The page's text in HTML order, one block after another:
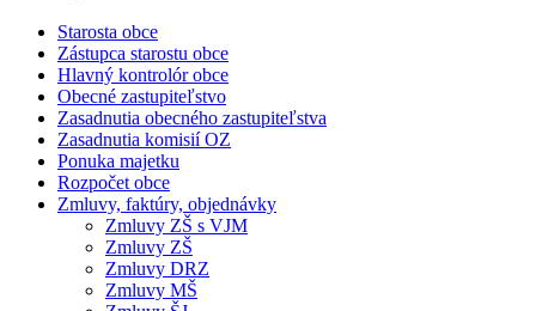
Starosta obce
Zástupca starostu obce
Hlavný kontrolór obce
Obecné zastupiteľstvo
Zasadnutia obecného zastupiteľstva
Zasadnutia komisií OZ
Ponuka majetku
Rozpočet obce
Zmluvy, faktúry, objednávky
Zmluvy ZŠ s VJM
Zmluvy ZŠ
Zmluvy DRZ
Zmluvy MŠ